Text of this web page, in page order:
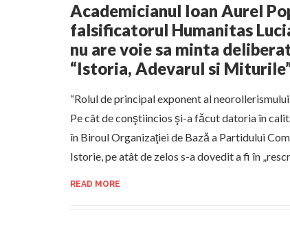
Academicianul Ioan Aurel
falsificatorul Humanitas
nu are voie sa minta
“Istoria, Adevarul si
“Rolul de principal exponent al
Pe cât de conştiincios şi-a fǎcut datoria în
în Biroul Organizaţiei de Bazǎ a Partidului
Istorie, pe atât de zelos s-a dovedit a fi în
READ MORE